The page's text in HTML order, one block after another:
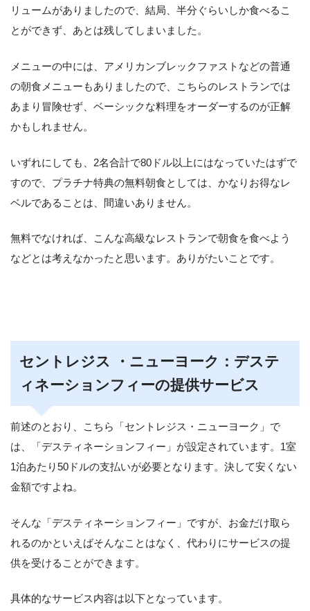
リュームがありましたので、結局、半分ぐらいしか食べるこ
とができず、あとは残してしまいました。
メニューの中には、アメリカンブレックファストなどの普通
の朝食メニューもありましたので、こちらのレストランでは
あまり冒険せず、ベーシックな料理をオーダーするのが正解
かもしれません。
いずれにしても、2名合計で80ドル以上にはなっていたはずで
すので、プラチナ特典の無料朝食としては、かなりお得なレ
ベルであることは、間違いありません。
無料でなければ、こんな高級なレストランで朝食を食べよう
などとは考えなかったと思います。ありがたいことです。
セントレジス ・ニューヨーク：デステ
ィネーションフィーの提供サービス
前述のとおり、こちら「セントレジス・ニューヨーク」で
は、「デスティネーションフィー」が設定されています。1室
1泊あたり50ドルの支払いが必要となります。決して安くない
金額ですよね。
そんな「デスティネーションフィー」ですが、お金だけ取ら
れるのかといえばそんなことはなく、代わりにサービスの提
供を受けることができます。
具体的なサービス内容は以下となっています。